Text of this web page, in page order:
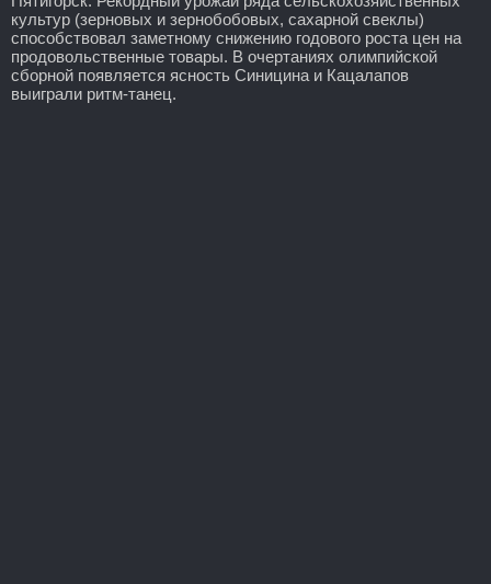
культур (зерновых и зернобобовых, сахарной свеклы)
способствовал заметному снижению годового роста цен на
продовольственные товары. В очертаниях олимпийской
сборной появляется ясность Синицина и Кацалапов
выиграли ритм-танец.